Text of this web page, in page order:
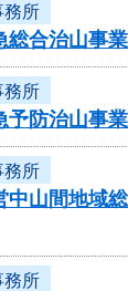
務所
総合治山事
務所
予防治山事
務所
中山間地域
務所